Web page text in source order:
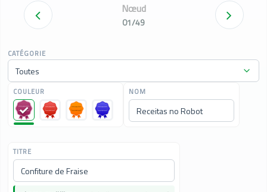
Nœud
01/49
CATÉGORIE
COULEUR NOM
TITRE